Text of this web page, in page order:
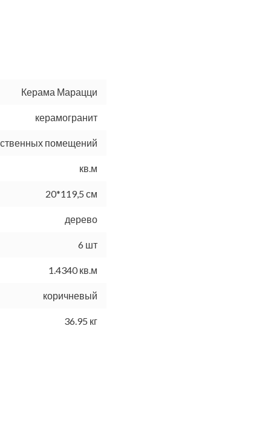
Керама Марацци
керамогранит
помещений
кв.м
20*119,5 см
дерево
6 шт
1.4340 кв.м
коричневый
36.95 кг